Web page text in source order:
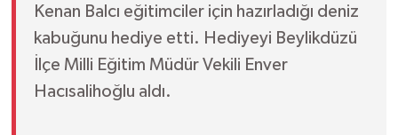
Kenan Balcı eğitimciler için hazırladığı deniz
kabuğunu hediye etti. Hediyeyi Beylikdüzü
İlçe Milli Eğitim Müdür Vekili Enver
Hacısalihoğlu aldı.